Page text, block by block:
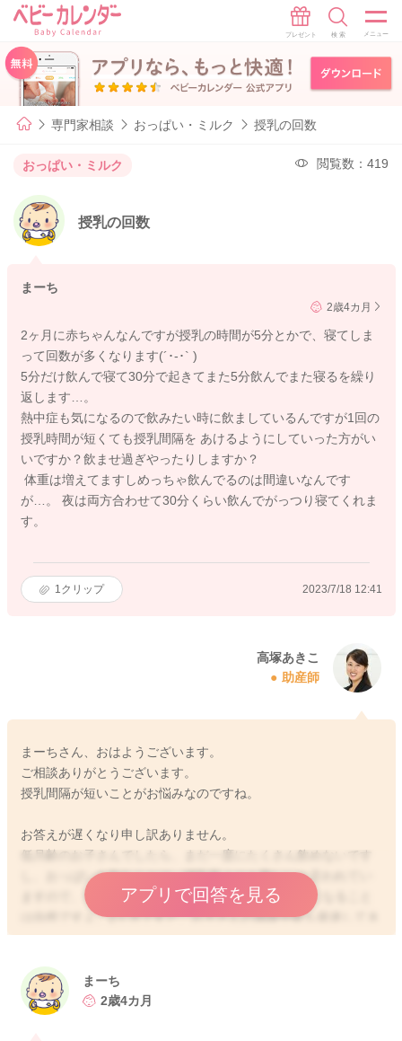
専門家相談 おっぱい・ミルク 授乳の回数
おっぱい・ミルク 閲覧数：419
授乳の回数
まーち
2歳4カ月
2ヶ月に赤ちゃんなんですが授乳の時間が5分とかで、寝てしま
って回数が多くなります(´･-･` )
5分だけ飲んで寝て30分で起きてまた5分飲んでまた寝るを繰り
返します…。
熱中症も気になるので飲みたい時に飲ましているんですが1回の
授乳時間が短くても授乳間隔を あけるようにしていった方がい
いですか？飲ませ過ぎやったりしますか？
体重は増えてますしめっちゃ飲んでるのは間違いなんです
が…。 夜は両方合わせて30分くらい飲んでがっつり寝てくれま
す。
1 クリップ 2023/7/18 12:41
高塚あきこ
助産師
まーちさん、おはようございます。
ご相談ありがとうございます。
授乳間隔が短いことがお悩みなのですね。
お答えが遅くなり申し訳ありません。
低月齢のお子さんでしたら、まだ一度にたくさん飲めないです
し、おっぱいを飲むことは、哺乳瓶よりも難しいと言われてい
ますので、ちょこちょこ飲みになったり、頻回授乳になること
は自然ですよ。2ヶ月ですと、お子さんの満腹中枢も発達してき
ますので、同じように飲んでいるように見えても、おっぱいを
りますが、喉が渇いて少しだけ飲みたい時、甘えたくてくわえ
ていたい時などもあります。お子さんのおしっこがしっかり出
アプリで回答を見る
まーち
2歳4カ月